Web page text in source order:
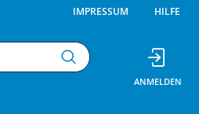
IMPRESSUM HILFE